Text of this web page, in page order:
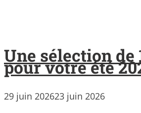
Une sélection de
pour votre été
29 juin 202623 juin 2026